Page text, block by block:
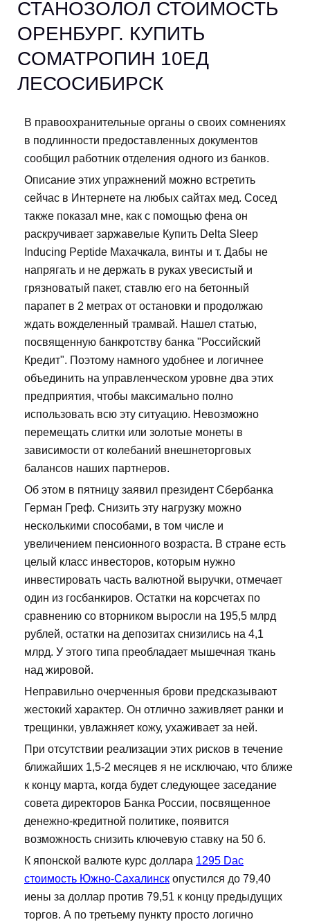
СТАНОЗОЛОЛ СТОИМОСТЬ
ОРЕНБУРГ. КУПИТЬ
CОМАТРОПИН 10ЕД
ЛЕСОСИБИРСК
В правоохранительные органы о своих сомнениях
в подлинности предоставленных документов
сообщил работник отделения одного из банков.
Описание этих упражнений можно встретить
сейчас в Интернете на любых сайтах мед. Сосед
также показал мне, как с помощью фена он
раскручивает заржавелые Купить Delta Sleep
Inducing Peptide Махачкала, винты и т. Дабы не
напрягать и не держать в руках увесистый и
грязноватый пакет, ставлю его на бетонный
парапет в 2 метрах от остановки и продолжаю
ждать вожделенный трамвай. Нашел статью,
посвященную банкротству банка "Российский
Кредит". Поэтому намного удобнее и логичнее
объединить на управленческом уровне два этих
предприятия, чтобы максимально полно
использовать всю эту ситуацию. Невозможно
перемещать слитки или золотые монеты в
зависимости от колебаний внешнеторговых
балансов наших партнеров.
Об этом в пятницу заявил президент Сбербанка
Герман Греф. Снизить эту нагрузку можно
несколькими способами, в том числе и
увеличением пенсионного возраста. В стране есть
целый класс инвесторов, которым нужно
инвестировать часть валютной выручки, отмечает
один из госбанкиров. Остатки на корсчетах по
сравнению со вторником выросли на 195,5 млрд
рублей, остатки на депозитах снизились на 4,1
млрд. У этого типа преобладает мышечная ткань
над жировой.
Неправильно очерченныя брови предсказывают
жестокий характер. Он отлично заживляет ранки и
трещинки, увлажняет кожу, ухаживает за ней.
При отсутствии реализации этих рисков в течение
ближайших 1,5-2 месяцев я не исключаю, что ближе
к концу марта, когда будет следующее заседание
совета директоров Банка России, посвященное
денежно-кредитной политике, появится
возможность снизить ключевую ставку на 50 б.
К японской валюте курс доллара 1295 Dac
стоимость Южно-Сахалинск опустился до 79,40
иены за доллар против 79,51 к концу предыдущих
торгов. А по третьему пункту просто логично